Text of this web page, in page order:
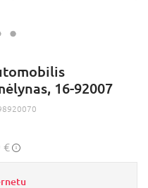
16-92007
€